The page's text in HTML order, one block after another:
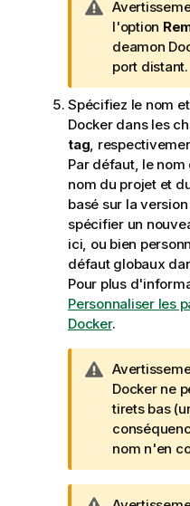
N
o
t
e
I
n
f
o
r
m
a
t
i
o
n
s
l'option
deamon
port distant.
Spécifiez le nom
Docker dans les
tag,
Par défaut, le
nom du projet et
basé sur la
spécifier un
ici, ou bien
défaut globaux
Pour plus
Personnaliser les
Docker.
N
o
t
e
I
n
f
Docker ne
tirets bas
nom n'en